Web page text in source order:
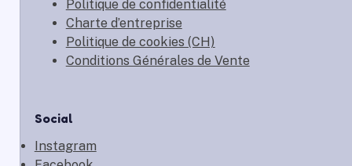
Politique de confidentialité
Charte d’entreprise
Politique de cookies (CH)
Conditions Générales de Vente
Social
Instagram